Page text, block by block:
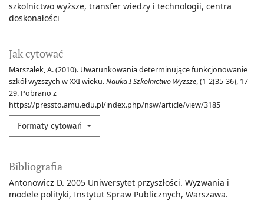
szkolnictwo wyższe transfer wiedzy i technologii centra
doskonałości
Jak cytować
Marszałek, A. (2010). Uwarunkowania determinujące funkcjonowanie
szkół wyższych w XXI wieku.Nauka I Szkolnictwo Wyższe, (1-2(35-36), 17–
29. Pobrano z
https://pressto.amu.edu.pl/index.php/nsw/article/view/3185
Formaty cytowań
Bibliografia
Antonowicz D. 2005 Uniwersytet przyszłości. Wyzwania i
modele polityki, Instytut Spraw Publicznych, Warszawa.